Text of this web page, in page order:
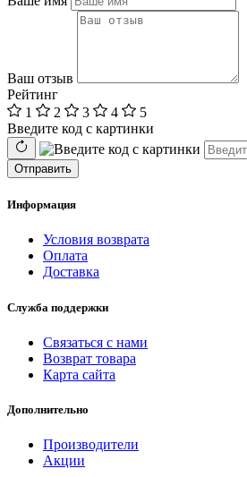
Ваш отзыв
Рейтинг
1
2 3 4
5
Введите код с картинки
Отправить
Информация
Условия возврата
Оплата
Доставка
Служба поддержки
Связаться с нами
Возврат товара
Карта сайта
Дополнительно
Производители
Акции